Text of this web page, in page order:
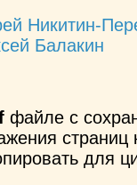
Никитин-
Балакин
файле с
страниц
для